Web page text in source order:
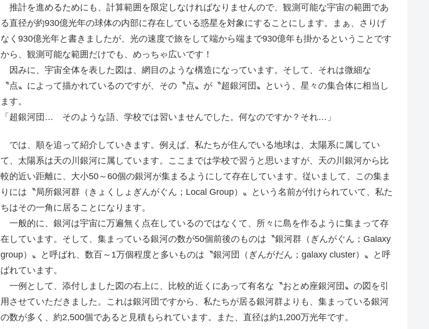
推計を進めるためにも、計算範囲を限定しなければなりませんので、観測可能な宇宙の範囲であ
る直径が約930億光年の球体の内部に存在している惑星を対象にすることにします。まぁ、さりげ
なく930億光年と書きましたが、光の速度で旅をして端から端まで930億年も掛かるということです
から、観測可能な範囲だけでも、めっちゃ広いです！
因みに、宇宙全体を表した図は、網目のような構造になっています。そして、それは微細な
〝点〟によって描かれているのですが、その〝点〟が〝超銀河団〟という、星々の集合体に相当し
ます。
「超銀河団… そのような語、学校では習いませんでした。何なのですか？それ…」
では、順を追って紹介していきます。例えば、私たちが住んでいる地球は、太陽系に属してい
て、太陽系は天の川銀河に属しています。ここまでは学校で習うと思いますが、天の川銀河から比
較的近い距離に、大小50～60個の銀河が集まるようにして存在しています。従いまして、この集ま
りには〝局所銀河群（きょくしょぎんがぐん；Local Group）〟という名前が付けられていて、私た
ちはその一角に居ることになります。
一般的に、銀河は宇宙に万遍無く点在しているのではなくて、所々に島を作るように集まって存
在しています。そして、集まっている銀河の数が50個前後のものは〝銀河群（ぎんがぐん；Galaxy
group）〟と呼ばれ、数百～1万個程度と多いものは〝銀河団（ぎんがだん；galaxy cluster）〟と呼
ばれています。
一例として、添付しました図の右上に、比較的近くにあって有名な〝おとめ座銀河団〟の図を引
用させていただきました。これは銀河団ですから、私たちが居る銀河群よりも、集まっている銀河
の数が多く、約2,500個であると見積もられています。また、直径は約1,200万光年です。